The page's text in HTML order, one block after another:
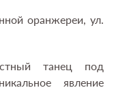
оранжереи, ул.
танец под
явление